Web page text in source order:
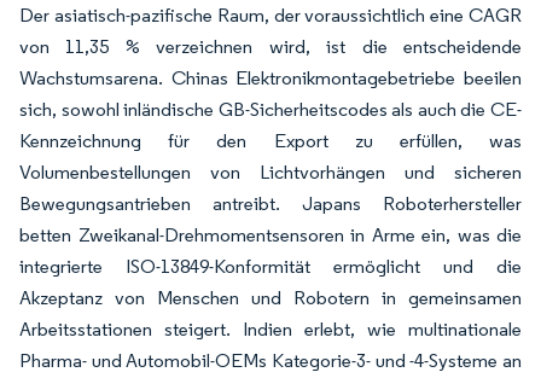
Der asiatisch-pazifische Raum, der voraussichtlich eine CAGR
von 11,35 % verzeichnen wird, ist die entscheidende
Wachstumsarena. Chinas Elektronikmontagebetriebe beeilen
sich, sowohl inländische GB-Sicherheitscodes als auch die CE-
Kennzeichnung für den Export zu erfüllen, was
Volumenbestellungen von Lichtvorhängen und sicheren
Bewegungsantrieben antreibt. Japans Roboterhersteller
betten Zweikanal-Drehmomentsensoren in Arme ein, was die
integrierte ISO-13849-Konformität ermöglicht und die
Akzeptanz von Menschen und Robotern in gemeinsamen
Arbeitsstationen steigert. Indien erlebt, wie multinationale
Pharma- und Automobil-OEMs Kategorie-3- und -4-Systeme an